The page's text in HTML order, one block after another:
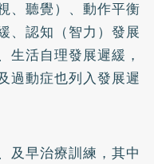
、聽覺）、動作平衡
、認知（智力）發展
生活自理發展遲緩，
過動症也列入發展遲
及早治療訓練，其中